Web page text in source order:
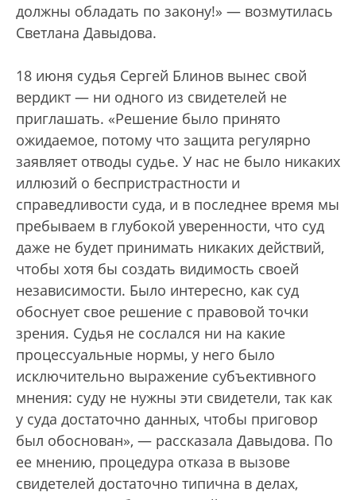
должны обладать по закону!» — возмутилась
Светлана Давыдова.
18 июня судья Сергей Блинов вынес свой
вердикт — ни одного из свидетелей не
приглашать. «Решение было принято
ожидаемое, потому что защита регулярно
заявляет отводы судье. У нас не было никаких
иллюзий о беспристрастности и
справедливости суда, и в последнее время мы
пребываем в глубокой уверенности, что суд
даже не будет принимать никаких действий,
чтобы хотя бы создать видимость своей
независимости. Было интересно, как суд
обоснует свое решение с правовой точки
зрения. Судья не сослался ни на какие
процессуальные нормы, у него было
исключительно выражение субъективного
мнения: суду не нужны эти свидетели, так как
у суда достаточно данных, чтобы приговор
был обоснован», — рассказала Давыдова. По
ее мнению, процедура отказа в вызове
свидетелей достаточно типична в делах,